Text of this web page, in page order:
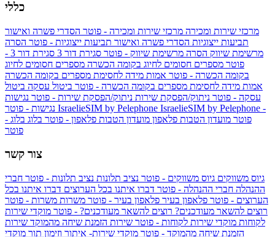
כללי
מרכזי שירות ומכירה מרכזי שירות ומכירה - פוטר הסדרי פשרה ואישור
תביעות ייצוגיות הסדרי פשרה ואישור תביעות ייצוגיות - פוטר הסרה
מרשימת שיווק הסרה מרשימת שיווק - פוטר סגירת דור 3
סגירת דור 3 -
פוטר מספרים חסומים לחיוג בקומה הכשרה מספרים חסומים לחיוג
בקומה הכשרה - פוטר אמות מידה לחסימת מספרים בקומה הכשרה
אמות מידה לחסימת מספרים בקומה הכשרה - פוטר ביטול עסקה ביטול
עסקה - פוטר ניתוק/הפסקת שירות ניתוק/הפסקת שירות - פוטר נגישות
IsraelieSIM by Pelephone IsraelieSIM by Pelephone -
פוטר מועדון הטבות פלאפון מועדון הטבות פלאפון - פוטר בלוג בלוג -
פוטר
צור קשר
גיוס משווקים גיוס משווקים - פוטר נציב תלונות נציב תלונות - פוטר חברי
ההנהלה חברי ההנהלה - פוטר דברו איתנו בכל הערוצים דברו איתנו בכל
הערוצים - פוטר פלאפון בעיר פלאפון בעיר - פוטר משרות משרות - פוטר
רוצים להשאר מעודכנים? רוצים להשאר מעודכנים? - פוטר מוקדי שירות
לקוחות מוקדי שירות לקוחות - פוטר שירות הזמנת שיחה מהמוקד שירות
הזמנת שיחה מהמוקד - פוטר מוקדי שירות- איתור וזימון תור מוקדי